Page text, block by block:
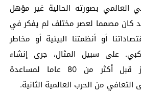
العالمي بصورته الحالية غير مؤهل
كان مصمما لعصر مختلف لم يفكر في
أو أنظمتنا البيئية أو مخاطر
على سبيل المثال، جرى إنشاء
مؤسسات بريتون وودز قبل أكثر من 80 عاما لمساعدة
التعافي من الحرب العالمية الثانية.